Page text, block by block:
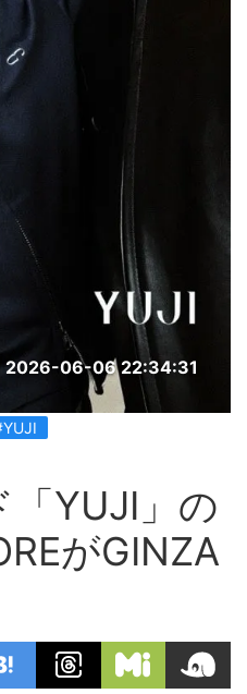
2026-06-06 22:34:31
YUJI」の
がGINZA